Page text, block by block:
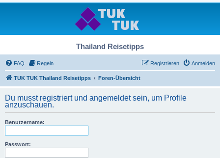
Thailand Reisetipps
FAQ Regeln Anmelden
Registrieren
TUK TUK Thailand Reisetipps Foren-Übersicht
Du musst registriert und angemeldet sein, um Profile
anzuschauen.
Benutzername:
Passwort: